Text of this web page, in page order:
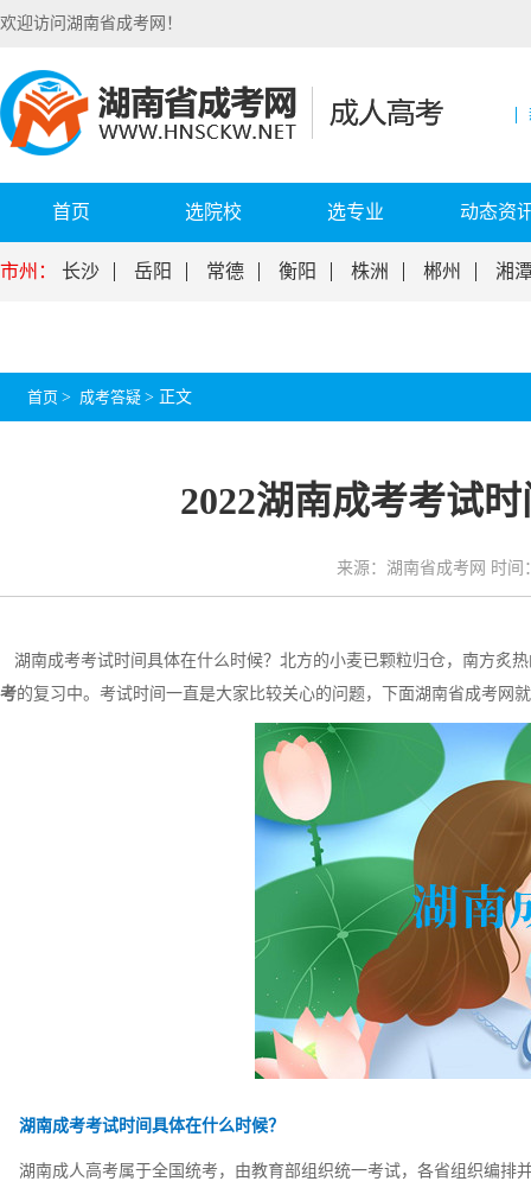
欢迎访问湖南省成考网！
首页 选院校 选专业 动态资
市州： 长沙 岳阳 常德 衡阳 株洲 郴州 湘
首页 > 成考答疑 > 正文
2022湖南成考考试
来源：湖南省成考网 时间
湖南成考考试时间具体在什么时候？北方的小麦已颗粒归仓，南方炙
考的复习中。考试时间一直是大家比较关心的问题，下面湖南省成考网
湖南成考考试时间具体在什么时候？
湖南成人高考属于全国统考，由教育部组织统一考试，各省组织编排